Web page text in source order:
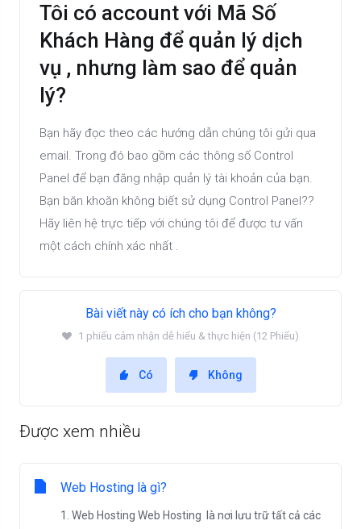
Tôi có account với Mã Số
Khách Hàng để quản lý dịch
vụ , nhưng làm sao để quản
lý?
Bạn hãy đọc theo các hướng dẫn chúng tôi gửi qua
email. Trong đó bao gồm các thông số Control
Panel để bạn đăng nhập quản lý tài khoản của bạn.
Bạn băn khoăn không biết sử dụng Control Panel??
Hãy liên hệ trực tiếp với chúng tôi để được tư vấn
một cách chính xác nhất .
Bài viết này có ích cho bạn không?
1 phiếu cảm nhận dễ hiểu & thực hiện (12 Phiếu)
Có Không
Được xem nhiều
Web Hosting là gì?
1. Web Hosting Web Hosting là nơi lưu trữ tất cả các